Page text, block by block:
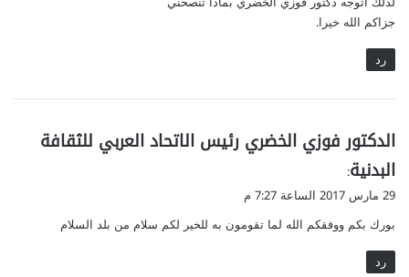
جزاكم الله خيرا.
رد
ي
ق
و
ل
الدكتور فوزي الخضري رئيس الاتحاد العربي للثقافة
البدنية:
29 مارس 2017 الساعة 7:27 م
بورك بكم ووفقكم الله لما تقومون به للخير لكم سلام من بلد السلام
رد